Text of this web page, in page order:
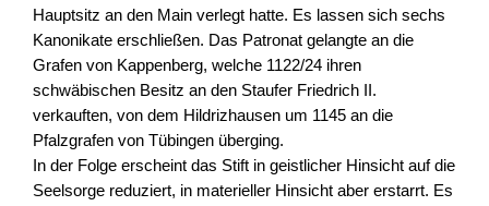
Hauptsitz an den Main verlegt hatte. Es lassen sich sechs
Kanonikate erschließen. Das Patronat gelangte an die
Grafen von Kappenberg, welche 1122/24 ihren
schwäbischen Besitz an den Staufer Friedrich II.
verkauften, von dem Hildrizhausen um 1145 an die
Pfalzgrafen von Tübingen überging.
In der Folge erscheint das Stift in geistlicher Hinsicht auf die
Seelsorge reduziert, in materieller Hinsicht aber erstarrt. Es